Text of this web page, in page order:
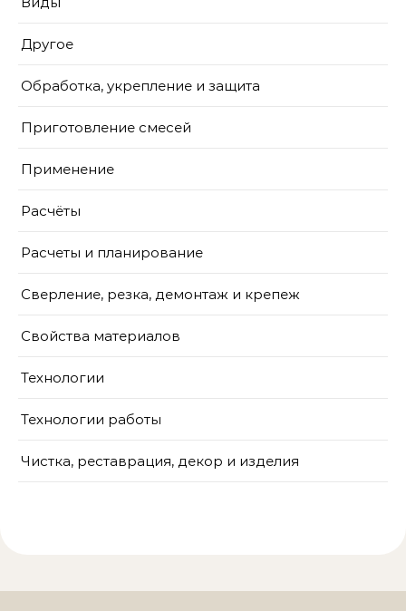
Другое
Обработка, укрепление и защита
Приготовление смесей
Применение
Расчёты
Расчеты и планирование
Сверление, резка, демонтаж и крепеж
Свойства материалов
Технологии
Технологии работы
Чистка, реставрация, декор и изделия